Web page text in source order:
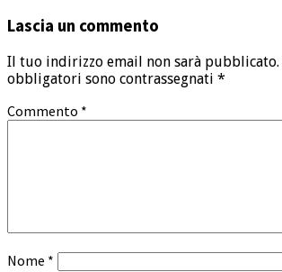
Lascia un commento
Il tuo indirizzo email non sarà pubblicato.
obbligatori sono contrassegnati *
Commento *
Nome *